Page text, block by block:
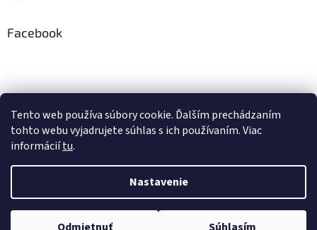
Tento web používa súbory cookie. Ďalším prechádzaním
tohto webu vyjadrujete súhlas s ich používaním. Viac
informáciítu.
Nastavenie
Facebook
Nákupný košík
0KS / €0
Vytvoril Shoptet &